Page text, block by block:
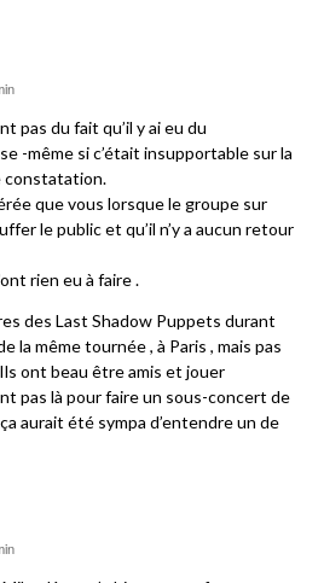
pas du fait qu’il y ai eu du
-même si c’était insupportable sur la
constatation.
que vous lorsque le groupe sur
le public et qu’il n’y a aucun retour
rien eu à faire .
des Last Shadow Puppets durant
la même tournée , à Paris , mais pas
ont beau être amis et jouer
pas là pour faire un sous-concert de
aurait été sympa d’entendre un de